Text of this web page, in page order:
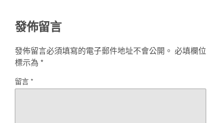
發佈留言
發佈留言必須填寫的電子郵件地址不會公開。 必填欄位
標示為 *
留言*